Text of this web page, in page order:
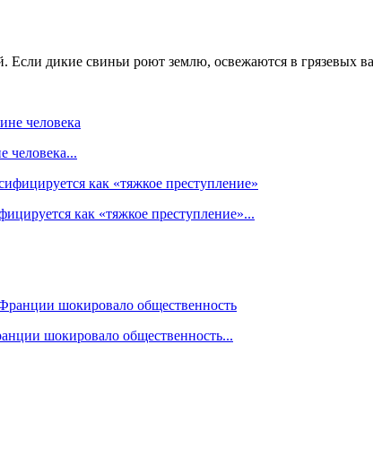
дикие свиньи роют землю, освежаются в грязевых
человека...
как «тяжкое преступление»...
шокировало общественность...